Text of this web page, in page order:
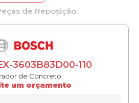
de Reposição
3603B83D00-110
de Concreto
um orçamento